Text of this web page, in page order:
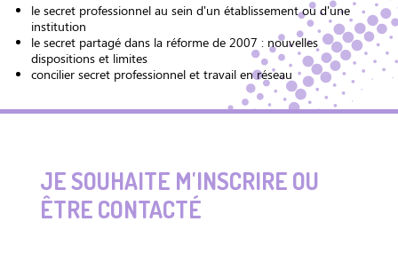
le secret professionnel au sein d'un établissement ou d'une
institution
le secret partagé dans la réforme de 2007 : nouvelles
dispositions et limites
concilier secret professionnel et travail en réseau
JE SOUHAITE M'INSCRIRE OU
ÊTRE CONTACTÉ